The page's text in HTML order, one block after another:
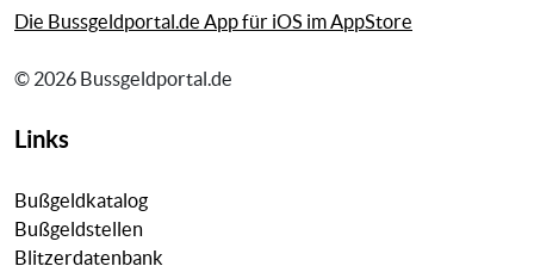
Die Bussgeldportal.de App für iOS im AppStore
© 2026 Bussgeldportal.de
Links
Bußgeldkatalog
Bußgeldstellen
Blitzerdatenbank